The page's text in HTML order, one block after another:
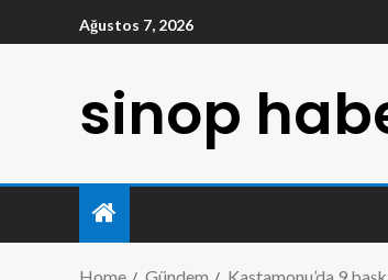
Ağustos 7, 2026
sinop